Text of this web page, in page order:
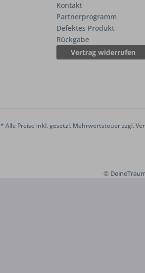
Kontakt
Partnerprogramm
Defektes Produkt
Rückgabe
Vertrag widerrufen
* Alle Preise inkl. gesetzl. Mehrwertsteuer zzgl.
©